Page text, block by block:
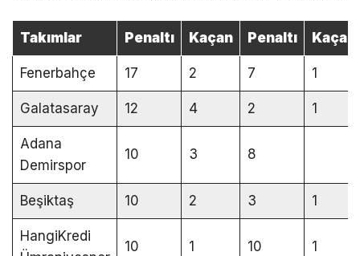
Takımlar Penaltı Kaçan Penaltı Kaçan
Fenerbahçe 17 2 7 1
Galatasaray 12 4 2 1
Adana
Demirspor
10 3 8
Beşiktaş 10 2 3 1
HangiKredi
10 1 10 1